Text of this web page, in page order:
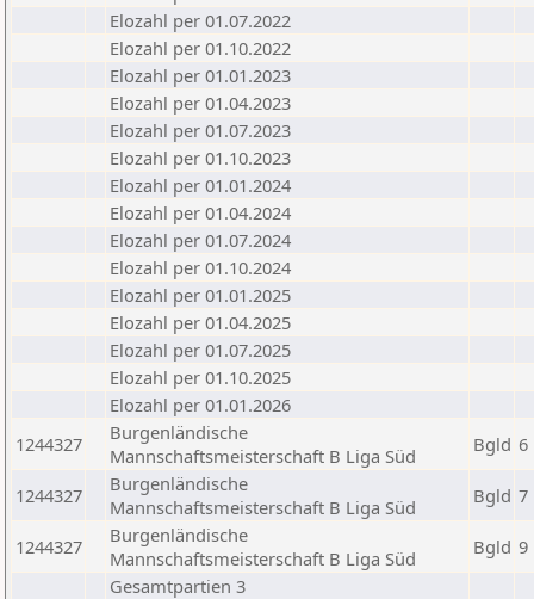
Elozahl per 01.07.2022
Elozahl per 01.10.2022
Elozahl per 01.01.2023
Elozahl per 01.04.2023
Elozahl per 01.07.2023
Elozahl per 01.10.2023
Elozahl per 01.01.2024
Elozahl per 01.04.2024
Elozahl per 01.07.2024
Elozahl per 01.10.2024
Elozahl per 01.01.2025
Elozahl per 01.04.2025
Elozahl per 01.07.2025
Elozahl per 01.10.2025
Elozahl per 01.01.2026
1244327
Burgenländische
Mannschaftsmeisterschaft B Liga Süd
Bgld 6
1244327
Burgenländische
Mannschaftsmeisterschaft B Liga Süd
Bgld 7
1244327
Burgenländische
Mannschaftsmeisterschaft B Liga Süd
Bgld 9
Gesamtpartien 3